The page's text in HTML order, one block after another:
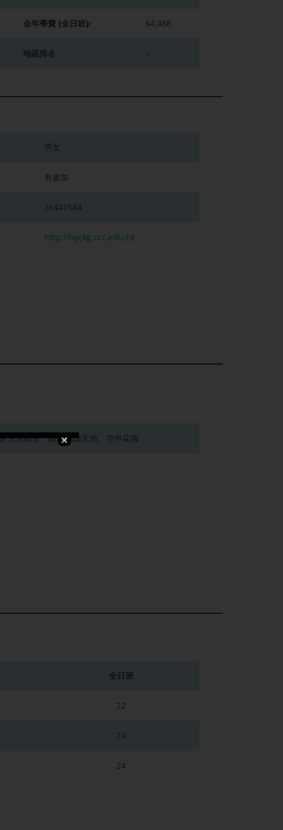
全年學費 (全日班): $4,488
地區排名: –
男女
有參加
26441584
http://hyckg.ccc.edu.hk
元活動室、親子閱讀天地、空中花園
全日班
22
24
24